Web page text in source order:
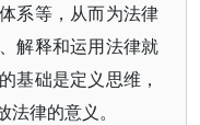
系等，从而为法律
解释和运用法律就
基础是定义思维，
律的意义。